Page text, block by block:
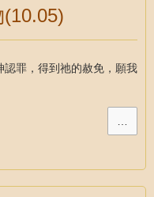
罪，得到祂的赦免，願我
…